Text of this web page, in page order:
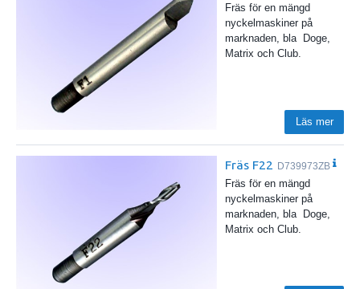
Fräs för en mängd
nyckelmaskiner på
marknaden, bla Doge,
Matrix och Club.
Läs mer
Fräs F22 D739973ZB
Fräs för en mängd
nyckelmaskiner på
marknaden, bla Doge,
Matrix och Club.